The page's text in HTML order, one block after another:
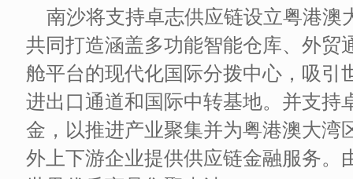
南沙将支持卓志供应链设立粤港澳
共同打造涵盖多功能智能仓库、外贸
舱平台的现代化国际分拨中心，吸引
进出口通道和国际中转基地。并支持
金，以推进产业聚集并为粤港澳大湾
外上下游企业提供供应链金融服务。